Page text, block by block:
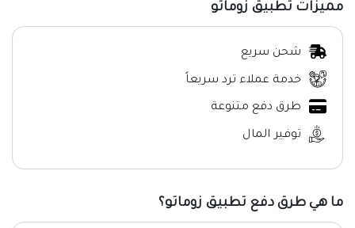
مميزات تطبيق زوماتو
شحن سريع
خدمة عملاء ترد سريعاً
طرق دفع متنوعة
توفير المال
ما هي طرق دفع تطبيق زوماتو؟